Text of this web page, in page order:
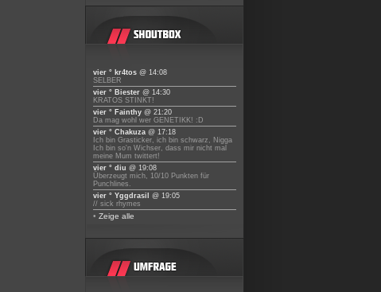
vier ° kr4tos @ 14:08
SELBER
vier ° Biester @ 14:30
KRATOS STINKT!
vier ° Fainthy @ 21:20
Da mag wohl wer GENETIKK! :D
vier ° Chakuza @ 17:18
Ich bin Grasticker, ich bin schwarz, Nigga
Ich bin so'n Wichser, dass mir nicht mal
meine Mum twittert!
vier ° diu @ 19:08
Überzeugt mich, 10/10 Punkten für
Punchlines.
vier ° Yggdrasil
@ 19:05
// sick rhymes
• Zeige alle